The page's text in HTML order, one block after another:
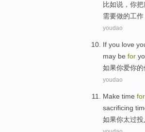
比如说 ， 你把
需要做的工作
youdao
If you love
may be for
如果你爱你的
youdao
Make time for
sacrificing
如果你太过投